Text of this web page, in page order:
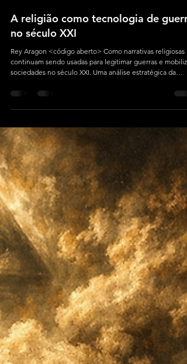
13 min de leitura
A religião como tecnologia de guerra
no século XXI
Rey Aragon <código aberto> Como narrativas religiosas
sociedades no século XXI. Uma análise estratégica da
relação entre fé, geopolítica e operações psicológicas nas
guerras contemporâneas.